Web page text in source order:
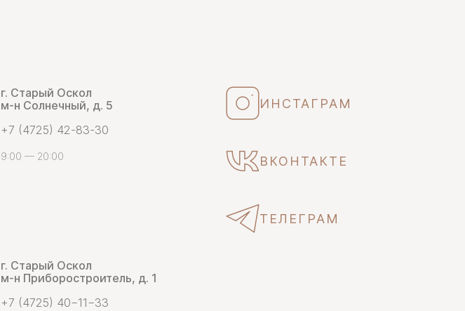
г. Старый Оскол
м-н Солнечный, д. 5
+7 (4725) 42-83-30
9:00 — 20:00
ИНСТАГРАМ
ВКОНТАКТЕ
ТЕЛЕГРАМ
г. Старый Оскол
м-н Приборостроитель, д. 1
+7 (4725) 40−11−33